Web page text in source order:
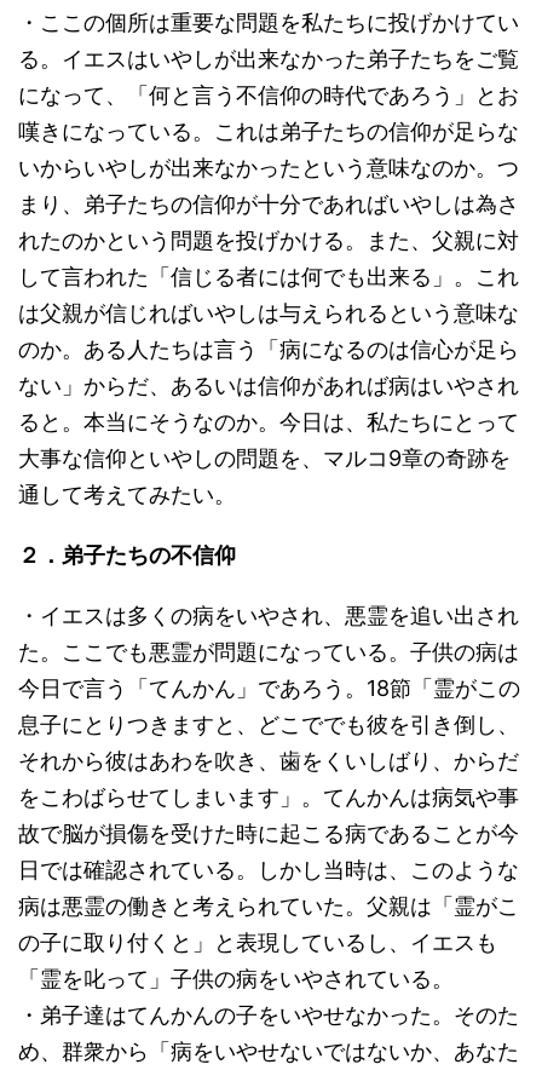
・ここの個所は重要な問題を私たちに投げかけてい
る。イエスはいやしが出来なかった弟子たちをご覧
になって、「何と言う不信仰の時代であろう」とお
嘆きになっている。これは弟子たちの信仰が足らな
いからいやしが出来なかったという意味なのか。つ
まり、弟子たちの信仰が十分であればいやしは為さ
れたのかという問題を投げかける。また、父親に対
して言われた「信じる者には何でも出来る」。これ
は父親が信じればいやしは与えられるという意味な
のか。ある人たちは言う「病になるのは信心が足ら
ない」からだ、あるいは信仰があれば病はいやされ
ると。本当にそうなのか。今日は、私たちにとって
大事な信仰といやしの問題を、マルコ9章の奇跡を
通して考えてみたい。
２．弟子たちの不信仰
・イエスは多くの病をいやされ、悪霊を追い出され
た。ここでも悪霊が問題になっている。子供の病は
今日で言う「てんかん」であろう。18節「霊がこの
息子にとりつきますと、どこででも彼を引き倒し、
それから彼はあわを吹き、歯をくいしばり、からだ
をこわばらせてしまいます」。てんかんは病気や事
故で脳が損傷を受けた時に起こる病であることが今
日では確認されている。しかし当時は、このような
病は悪霊の働きと考えられていた。父親は「霊がこ
の子に取り付くと」と表現しているし、イエスも
「霊を叱って」子供の病をいやされている。
・弟子達はてんかんの子をいやせなかった。そのた
め、群衆から「病をいやせないではないか、あなた